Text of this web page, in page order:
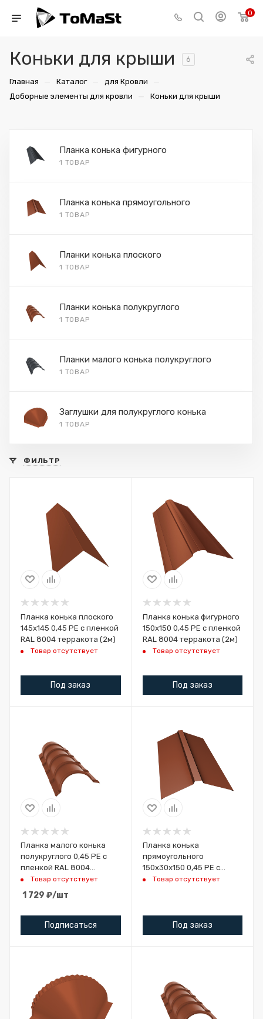
0
Коньки для крыши 6
Главная — Каталог — для Кровли —
Доборные элементы для кровли — Коньки для крыши
Планка конька фигурного
1 ТОВАР
Планка конька прямоугольного
1 ТОВАР
Планки конька плоского
1 ТОВАР
Планки конька полукруглого
1 ТОВАР
Планки малого конька полукруглого
1 ТОВАР
Заглушки для полукруглого конька
1 ТОВАР
ФИЛЬТР
Планка конька плоского
145х145 0,45 PE с пленкой
RAL 8004 терракота (2м)
Товар отсутствует
Под заказ
Планка конька фигурного
150x150 0,45 PE с пленкой
RAL 8004 терракота (2м)
Товар отсутствует
Под заказ
Планка малого конька
полукруглого 0,45 PE с
пленкой RAL 8004
терракота (1,97м)
Товар отсутствует
1 729 ₽/шт
Подписаться
Планка конька
прямоугольного
150х30х150 0,45 PE с
пленкой RAL 8004
Товар отсутствует
Под заказ